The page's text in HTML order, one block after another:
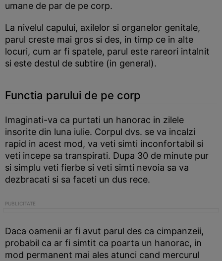
umane de par de pe corp.
La nivelul capului, axilelor si organelor genitale,
parul creste mai gros si des, in timp ce in alte
locuri, cum ar fi spatele, parul este rareori intalnit
si este destul de subtire (in general).
Functia parului de pe corp
Imaginati-va ca purtati un hanorac in zilele
insorite din luna iulie. Corpul dvs. se va incalzi
rapid in acest mod, va veti simti inconfortabil si
veti incepe sa transpirati. Dupa 30 de minute pur
si simplu veti fierbe si veti simti nevoia sa va
dezbracati si sa faceti un dus rece.
Daca oamenii ar fi avut parul des ca cimpanzeii,
probabil ca ar fi simtit ca poarta un hanorac, in
mod permanent mai ales atunci cand mercurul